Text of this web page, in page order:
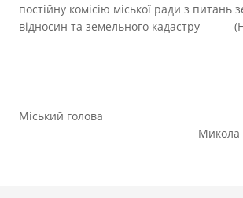
постійну комісію міської ради з питань
відносин та земельного кадастру
Міський голова
Микола